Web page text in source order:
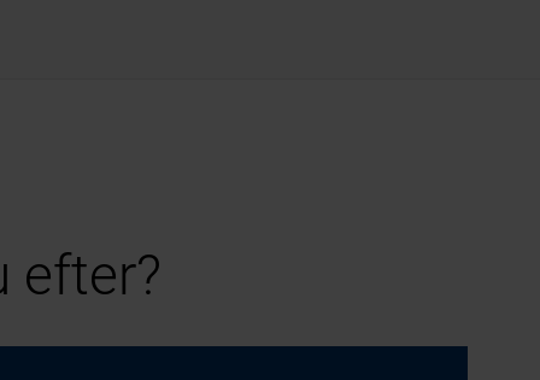
efter?